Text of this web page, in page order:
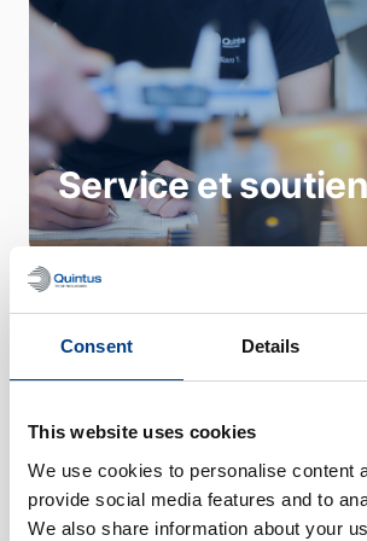
Consent Details
This website uses cookies
We use cookies to personalise content
provide social media features and to
We also share information about your
Service et soutien
productivité et la fiabilité de
produits, nous allongeons
de vie et nous améliorons
sécurité. De façon critique,
réduisons aussi les coûts, la
consommation d'énergie et
émissions.
Notre équipe de vente aide
du monde entier à
productivité, tandis que la
des émissions donne à
un puissant objectif.